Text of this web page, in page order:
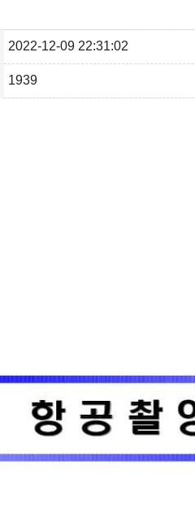
2022-12-09 22:31:02
1939